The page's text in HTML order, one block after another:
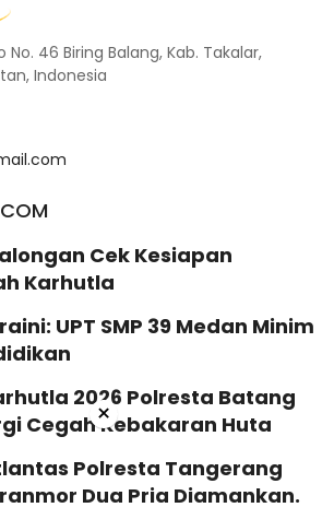
No. 46 Biring Balang, Kab. Takalar,
Indonesia
Cek Kesiapan
Karhutla
UPT SMP 39 Medan Minim
2026 Polresta Batang
Cegah Kebakaran Huta
Polresta Tangerang
Dua Pria Diamankan.
×